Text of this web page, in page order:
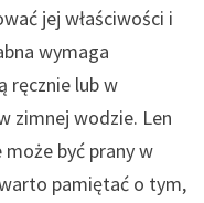
jej właściwości i
wymaga
ręcznie lub w
zimnej wodzie. Len
być prany w
pamiętać o tym,